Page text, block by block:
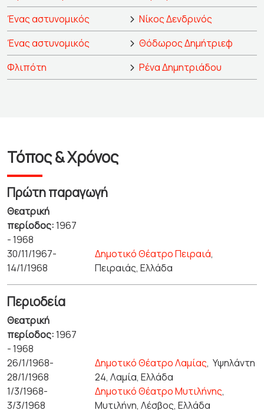
Ένας αστυνομικός
Νίκος Δενδρινός
Ένας αστυνομικός
Θόδωρος Δημήτριεφ
Φλιπότη
Ρένα Δημητριάδου
Τόπος & Χρόνος
Πρώτη παραγωγή
Θεατρική
περίοδος:1967
- 1968
30/11/1967-
14/1/1968
Δημοτικό Θέατρο Πειραιά,
Πειραιάς, Ελλάδα
Περιοδεία
Θεατρική
περίοδος:1967
- 1968
26/1/1968-
28/1/1968
Δημοτικό Θέατρο Λαμίας,Υψηλάντη
24, Λαμία, Ελλάδα
1/3/1968-
3/3/1968
Δημοτικό Θέατρο Μυτιλήνης,
Μυτιλήνη, Λέσβος, Ελλάδα